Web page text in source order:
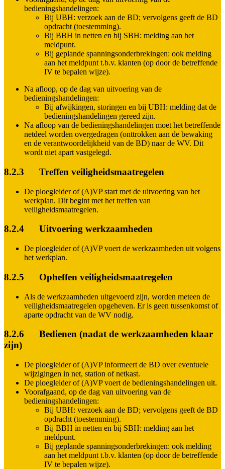
bedieningshandelingen:
Bij UBH: verzoek aan de BD; vervolgens geeft de BD
opdracht (toestemming).
Bij BBH in netten en bij SBH: melding aan het
meldpunt.
Bij geplande spanningsonderbrekingen: ook melding
aan het meldpunt t.b.v. klanten (op door de betreffende
IV te bepalen wijze).
Na afloop, op de dag van uitvoering van de
bedieningshandelingen:
Bij afwijkingen, storingen en bij UBH: melding dat de
bedieningshandelingen gereed zijn.
Na afloop van de bedieningshandelingen moet het betreffende
netdeel worden overgedragen (onttrokken aan de bewaking
en de verantwoordelijkheid van de BD) naar de WV. Dit
wordt niet apart vastgelegd.
8.2.3 Treffen veiligheidsmaatregelen
De ploegleider of (A)VP start met de uitvoering van het
werkplan. Dit begint met het treffen van
veiligheidsmaatregelen.
8.2.4 Uitvoering werkzaamheden
De ploegleider of (A)VP voert de werkzaamheden uit volgens
het werkplan.
8.2.5 Opheffen veiligheidsmaatregelen
Als de werkzaamheden uitgevoerd zijn, worden meteen de
veiligheidsmaatregelen opgeheven. Er is geen tussenkomst of
aparte opdracht van de WV nodig.
8.2.6 Bedienen (nadat de werkzaamheden klaar
zijn)
De ploegleider of (A)VP informeert de BD over eventuele
wijzigingen in net, station of netkast.
De ploegleider of (A)VP voert de bedieningshandelingen uit.
Voorafgaand, op de dag van uitvoering van de
bedieningshandelingen:
Bij UBH: verzoek aan de BD; vervolgens geeft de BD
opdracht (toestemming).
Bij BBH in netten en bij SBH: melding aan het
meldpunt.
Bij geplande spanningsonderbrekingen: ook melding
aan het meldpunt t.b.v. klanten (op door de betreffende
IV te bepalen wijze).